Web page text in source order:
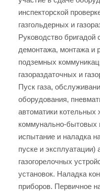
инспекторской
газгольдерных и
Руководство бригадой
демонтажа, монтажа и
подземных
газораздаточных и
Пуск газа,
оборудования,
автоматики котельных
коммунально-бытовых
испытание и наладка
пуске и эксплуатации)
газогорелочных
установок. Наладка
приборов. Первичное